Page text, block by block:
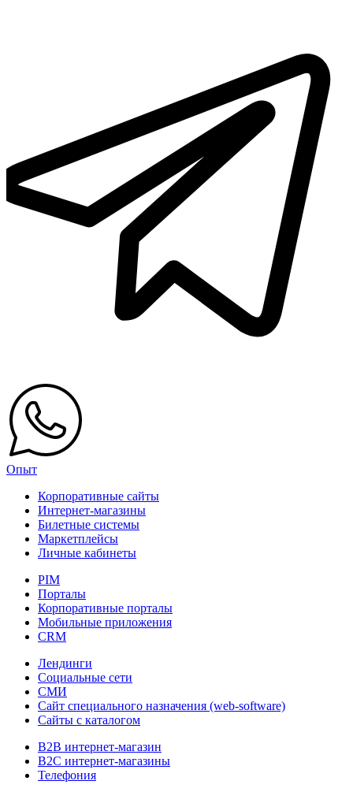
Опыт
Корпоративные сайты
Интернет-магазины
Билетные системы
Маркетплейсы
Личные кабинеты
PIM
Порталы
Корпоративные порталы
Мобильные приложения
CRM
Лендинги
Социальные сети
СМИ
Сайт специального назначения (web-software)
Сайты с каталогом
B2B интернет-магазин
B2C интернет-магазины
Телефония